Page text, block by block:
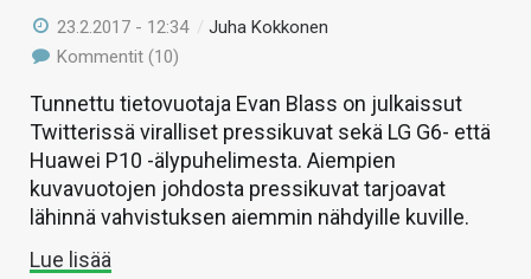
23.2.2017 - 12:34 /Juha Kokkonen
Kommentit (10)
Tunnettu tietovuotaja Evan Blass on julkaissut
Twitterissä viralliset pressikuvat sekä LG G6- että
Huawei P10 -älypuhelimesta. Aiempien
kuvavuotojen johdosta pressikuvat tarjoavat
lähinnä vahvistuksen aiemmin nähdyille kuville.
Lue lisää